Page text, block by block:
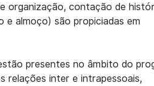
organização, contação de
e almoço) são propiciadas em
presentes no âmbito do
relações inter e intrapessoais,